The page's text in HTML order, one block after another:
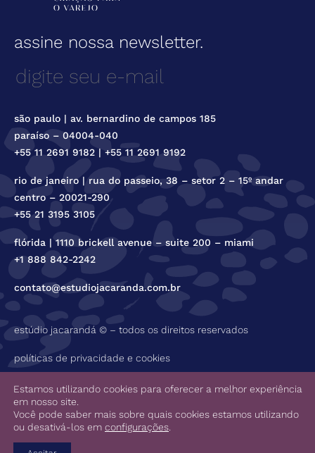
assine nossa newsletter.
são paulo | av. bernardino de campos 185
paraíso – 04004-040
+55 11 2691 9182 | +55 11 2691 9192
rio de janeiro | rua do passeio, 38 – setor 2 – 15º andar
centro – 20021-290
+55 21 3195 3105
flórida | 1110 brickell avenue – suite 200 – miami
+1 888 842-2242
contato@estudiojacaranda.com.br
estúdio jacarandá © – todos os direitos reservados
políticas de privacidade e cookies
código de ética
Estamos utilizando cookies para oferecer a melhor experiência
em nosso site.
Você pode saber mais sobre quais cookies estamos utilizando
ou desativá-los em configurações